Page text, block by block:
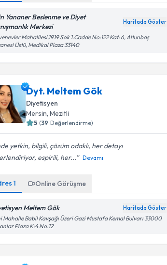
Yananer Beslenme ve Diyet
Merkezi
Haritada Göster
Mahalllesi,1919 Sok 1.Cadde No:122 Kat: 6, Altunbaş
Üstü, Medikal Plaza 33140
Dyt. Meltem Gök
Diyetisyen
Mersin , Mezitli
5 (39 Değerlendirme)
yetkin, bilgili, çözüm odaklı, her detayı
espirili, her...
Devamı
1 Online Görüşme
Meltem Gök Haritada Göster
Mahalle Babil Kavşağı Üzeri Gazi Mustafa Kemal Bulvarı 33000
Plaza K:4 No:12